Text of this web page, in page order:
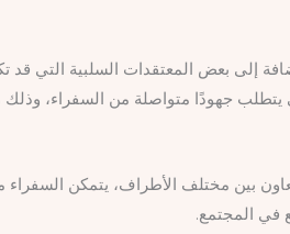
إلى بعض المعتقدات السلبية التي
يتطلب جهودًا متواصلة من السفراء،
بين مختلف الأطراف، يتمكن السفراء
في المجتمع.